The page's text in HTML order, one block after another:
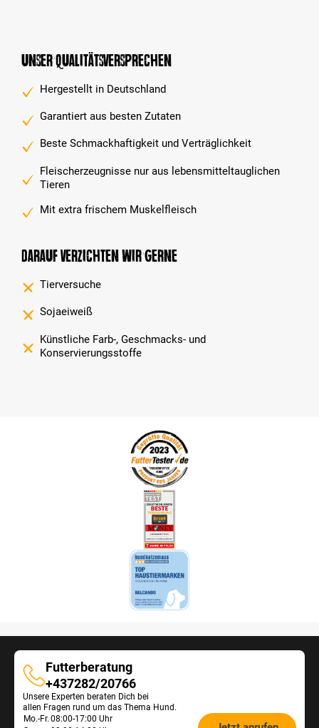
Unser Qualitätsversprechen
Hergestellt in Deutschland
Garantiert aus besten Zutaten
Beste Schmackhaftigkeit und Verträglichkeit
Fleischerzeugnisse nur aus lebensmitteltauglichen
Tieren
Mit extra frischem Muskelfleisch
Darauf verzichten wir gerne
Tierversuche
Sojaeiweiß
Künstliche Farb-, Geschmacks- und
Konservierungsstoffe
Futterberatung
Futterberatung
+437282/20766
Unsere Experten beraten Dich bei
allen Fragen rund um das Thema Hund.
Öffnungszeiten
Mo.-Fr. 08:00-17:00 Uhr